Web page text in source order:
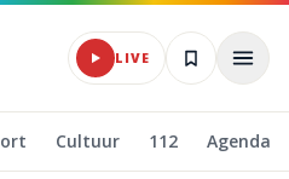
LIVE
Cultuur 112 Agenda